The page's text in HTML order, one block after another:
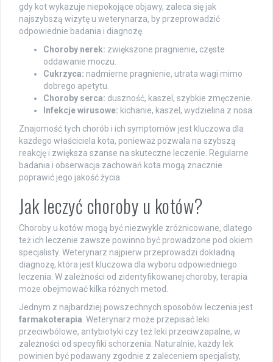
gdy kot wykazuje niepokojące objawy, zaleca się jak
najszybszą wizytę u weterynarza, by przeprowadzić
odpowiednie badania i diagnozę.
Choroby nerek: zwiększone pragnienie, częste
oddawanie moczu.
Cukrzyca: nadmierne pragnienie, utrata wagi mimo
dobrego apetytu.
Choroby serca: duszność, kaszel, szybkie zmęczenie.
Infekcje wirusowe: kichanie, kaszel, wydzielina z nosa.
Znajomość tych chorób i ich symptomów jest kluczowa dla
każdego właściciela kota, ponieważ pozwala na szybszą
reakcję i zwiększa szanse na skuteczne leczenie. Regularne
badania i obserwacja zachowań kota mogą znacznie
poprawić jego jakość życia.
Jak leczyć choroby u kotów?
Choroby u kotów mogą być niezwykle zróżnicowane, dlatego
też ich leczenie zawsze powinno być prowadzone pod okiem
specjalisty. Weterynarz najpierw przeprowadzi dokładną
diagnozę, która jest kluczowa dla wyboru odpowiedniego
leczenia. W zależności od zidentyfikowanej choroby, terapia
może obejmować kilka różnych metod.
Jednym z najbardziej powszechnych sposobów leczenia jest
farmakoterapia . Weterynarz może przepisać leki
przeciwbólowe, antybiotyki czy też leki przeciwzapalne, w
zależności od specyfiki schorzenia. Naturalnie, każdy lek
powinien być podawany zgodnie z zaleceniem specjalisty,